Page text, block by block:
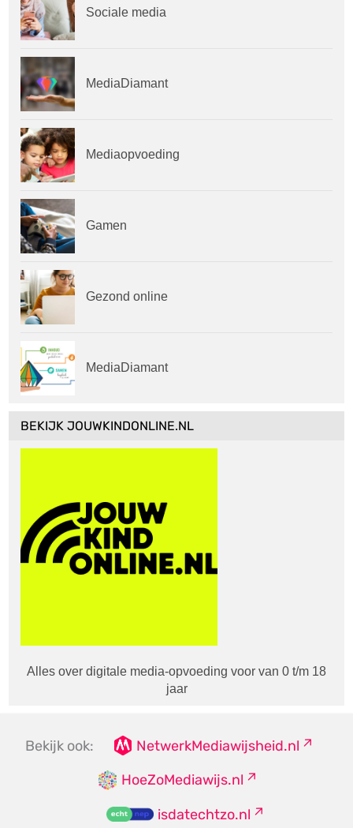
Sociale media
MediaDiamant
Mediaopvoeding
Gamen
Gezond online
MediaDiamant
BEKIJK JOUWKINDONLINE.NL
Alles over digitale media-opvoeding voor van 0 t/m 18
jaar
Bekijk ook:
NetwerkMediawijsheid.nl
HoeZoMediawijs.nl
isdatechtzo.nl